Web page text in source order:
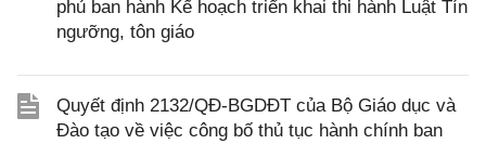
phủ ban hành Kế hoạch triển khai thi hành Luật Tín
ngưỡng, tôn giáo
Quyết định 2132/QĐ-BGDĐT của Bộ Giáo dục và
Đào tạo về việc công bố thủ tục hành chính ban